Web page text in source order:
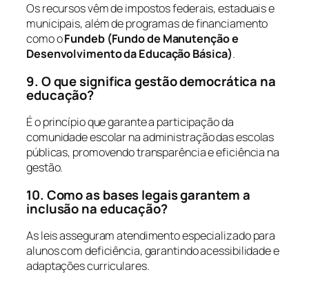
Os recursos vêm de impostos federais, estaduais e
municipais, além de programas de financiamento
como oFundeb (Fundo de Manutenção e
Desenvolvimento da Educação Básica).
9. O que significa gestão democrática na
educação?
É o princípio que garante a participação da
comunidade escolar na administração das escolas
públicas, promovendo transparência e eficiência na
gestão.
10. Como as bases legais garantem a
inclusão na educação?
As leis asseguram atendimento especializado para
alunos com deficiência, garantindo acessibilidade e
adaptações curriculares.